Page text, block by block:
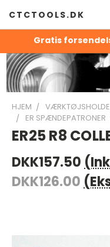
Gratis
CTCTOOLS.DK
HJEM
ER SPÆNDEPATRONER
ER25 R8
DKK157.50
DKK126.00